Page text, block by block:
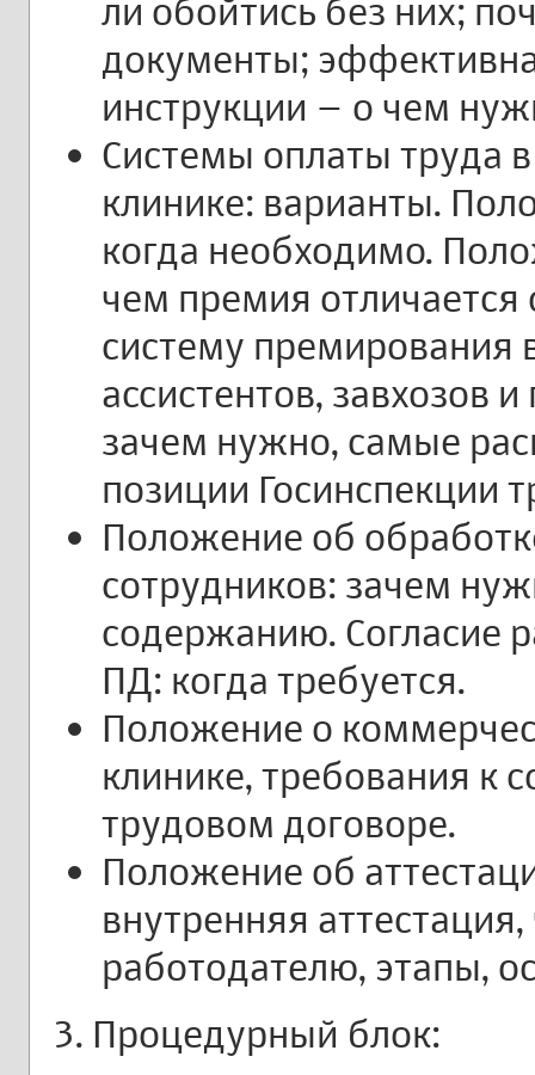
ли обойтись без них;
документы;
инструкции – о чем
Системы оплаты труда
клинике: варианты.
когда необходимо.
чем премия отличается
систему премирования
ассистентов, завхозов
зачем нужно, самые
позиции Госинспекции
Положение об
сотрудников: зачем
содержанию. Согласие
ПД: когда требуется.
Положение о
клинике, требования к
трудовом договоре.
Положение об
внутренняя
работодателю, этапы,
3. Процедурный блок: